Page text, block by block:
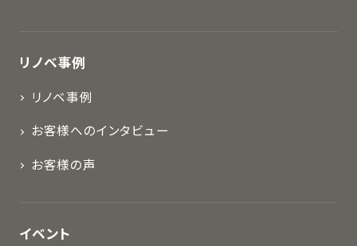
リノベ事例
リノベ事例
お客様へのインタビュー
お客様の声
イベント